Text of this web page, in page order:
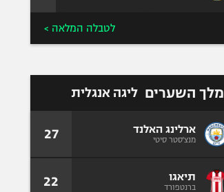
לטבלה המלאה >
מלך השערים ליגה אנגלית
ארלינג האלנד
מנצ'סטר סיטי 27
תיאגו
ברנטפורד 22